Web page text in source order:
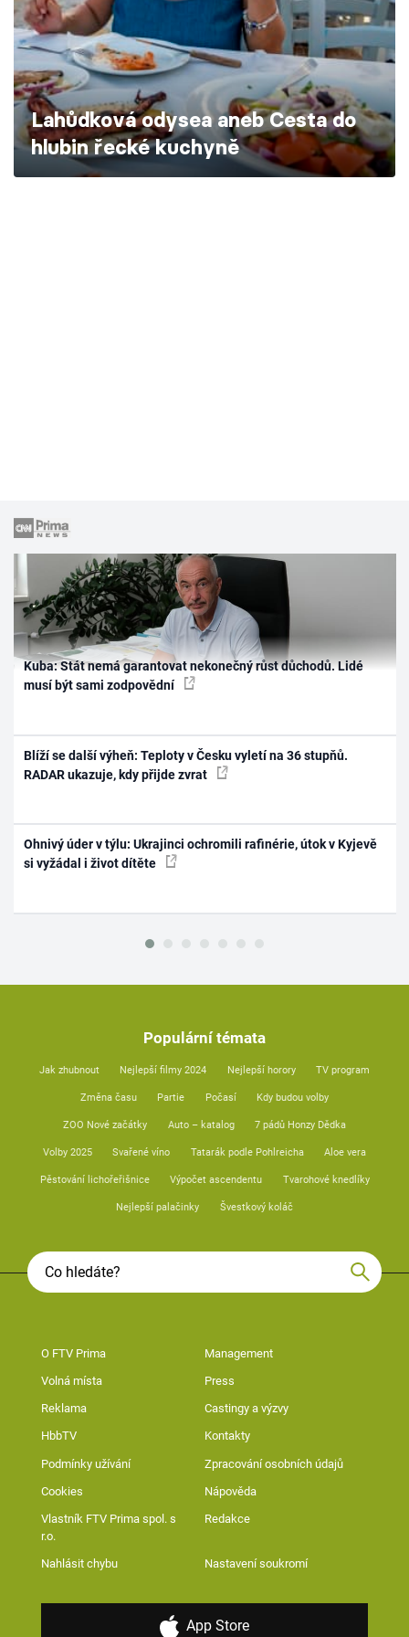
Škola vaření
Recepty z TV
Speciál: Cuketa
Těhotnej kuchař
Lahůdková odysea aneb Cesta do
hlubin řecké kuchyně
Kuba: Stát nemá garantovat nekonečný růst důchodů. Lidé
musí být sami zodpovědní
Blíží se další výheň: Teploty v Česku vyletí na 36 stupňů.
RADAR ukazuje, kdy přijde zvrat
Ohnivý úder v týlu: Ukrajinci ochromili rafinérie, útok v Kyjevě
si vyžádal i život dítěte
Populární témata
Jak zhubnout Nejlepší filmy 2024 Nejlepší horory TV program
Změna času Partie Počasí Kdy budou volby
ZOO Nové začátky Auto – katalog 7 pádů Honzy Dědka
Volby 2025 Svařené víno Tatarák podle Pohlreicha Aloe vera
Pěstování lichořeřišnice Výpočet ascendentu Tvarohové knedlíky
Nejlepší palačinky Švestkový koláč
O FTV Prima Management
Volná místa Press
Reklama Castingy a výzvy
HbbTV Kontakty
Podmínky užívání Zpracování osobních údajů
Cookies Nápověda
Vlastník FTV Prima spol. s
r.o.
Redakce
Nahlásit chybu Nastavení soukromí
App Store